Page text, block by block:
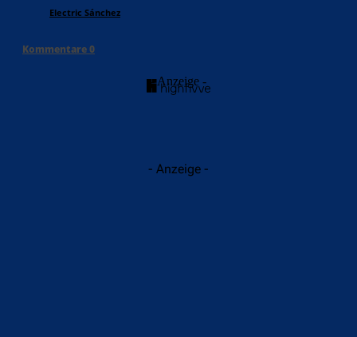
Electric Sánchez
Kommentare0
- Anzeige -
- Anzeige -